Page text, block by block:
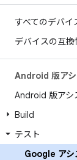
すべてのデバイ
デバイスの互換
Android 版アシ
Android 版アシ
Build
テスト
Google アシ